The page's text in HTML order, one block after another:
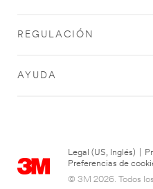
REGULACIÓN
AYUDA
Legal (US, Inglés)
Preferencias de
© 3M 2026. Todos los